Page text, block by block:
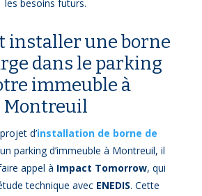
les besoins futurs.
installer une borne
dans le parking
immeuble à
Montreuil
d’installation de borne de
parking d’immeuble à Montreuil, il
appel à Impact Tomorrow, qui
technique avec ENEDIS. Cette